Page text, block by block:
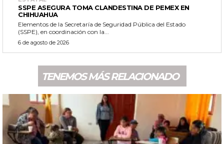
SSPE ASEGURA TOMA CLANDESTINA DE PEMEX EN
CHIHUAHUA
Elementos de la Secretaría de Seguridad Pública del Estado
(SSPE), en coordinación con la...
6 de agosto de 2026
TENEMOS MÁS RELACIONADO